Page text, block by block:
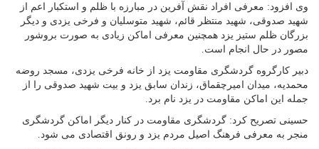
وی افزود: معرفی افراد نقش آفرین در مبارزه با ظلم و استکبار اعم از
شهید صدوقی، شهید منتظر قائم، شهید متوسلیان و فرخی یزدی و دیگر
بزرگان ظلم ستیز یزد همچنین معرفی اماکن زیادی به صورت بروشور
مصور در حال انجام است.
دبیر کارگروه گردشگری مقاومت یزد از خانه فرخی یزدی، مسجد روضه
محمدیه، میدان امیرچقماق، زندان سابق یزد و بیت شهید صدوقی را از
جمله این اماکن مقاومت در یزد نام برد.
حسینی تصریح کرد: گردشگری مقاومت در کنار دیگر اماکن گردشگری
منجر به معرفی فرهنگ اصیل مردم یزد و رونق اقتصادی می شود.